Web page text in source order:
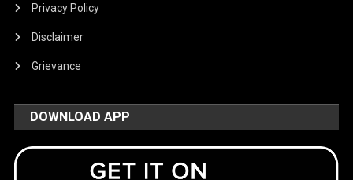
Privacy Policy
Disclaimer
Grievance
DOWNLOAD APP